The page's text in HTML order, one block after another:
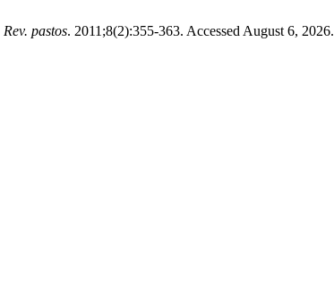
Rev. pastos. 2011;8(2):355-363. Accessed August 6, 2026.